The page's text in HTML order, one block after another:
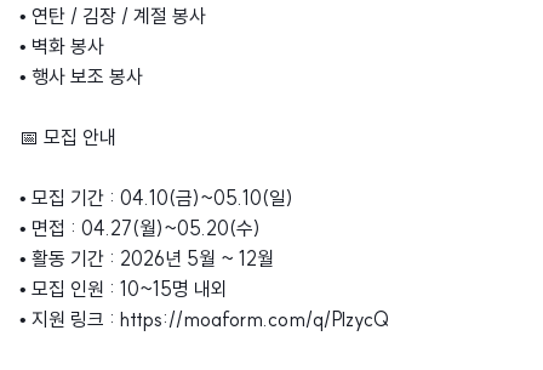
• 연탄 / 김장 / 계절 봉사
• 벽화 봉사
• 행사 보조 봉사
📅 모집 안내
• 모집 기간 : 04.10(금)~05.10(일)
• 면접 : 04.27(월)~05.20(수)
• 활동 기간 : 2026년 5월 ~ 12월
• 모집 인원 : 10~15명 내외
• 지원 링크 : https://moaform.com/q/PlzycQ